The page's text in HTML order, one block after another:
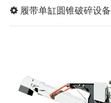
履带单缸圆锥破碎设备